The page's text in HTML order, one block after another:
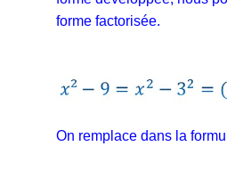
forme factorisée.
On remplace dans la